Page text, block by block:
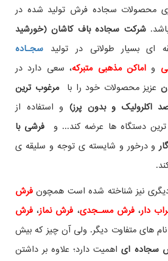
محصولات سجاده فرش تولید شده در
شرکت سجاده باف کاشان (خورشید
ای بسیار طولانی در تولید سجـاده
و اماکن مذهبی متبرکه، سعی دارد در
عزیز محصولات خود را بامرغوب ترین
اکلرولیک و بدون پرز) و استفاده از
ترین دستگاه ها عرضه کند... و فرشی با
و درخور و شایسته ی توجه و سلیقه ی
نیز شناخته شده است همچونفرش
دار،فرش مسـجدی، فرش نماز، فرش
های متفاوت دیگر. ولی آن چیز که بیش
سجاده ایاهمیت دارد؛ علاوه بر داشتن